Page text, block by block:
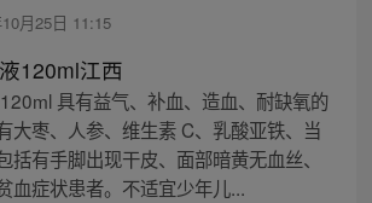
月25日 11:15
120ml江西
具有益气、补血、造血、耐缺氧的
大枣、人参、维生素 C、乳酸亚铁、当
括有手脚出现干皮、面部暗黄无血丝、
血症状患者。不适宜少年儿...